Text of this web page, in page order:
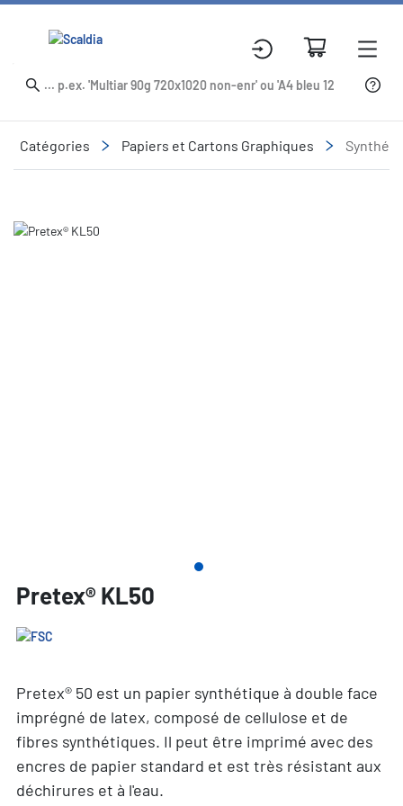
Catégories Papiers et Cartons Graphiques
Slide 1 of 1
Pretex® KL50
Pretex® 50 est un papier synthétique à double face
imprégné de latex, composé de cellulose et de
fibres synthétiques. Il peut être imprimé avec des
encres de papier standard et est très résistant aux
déchirures et à l'eau.